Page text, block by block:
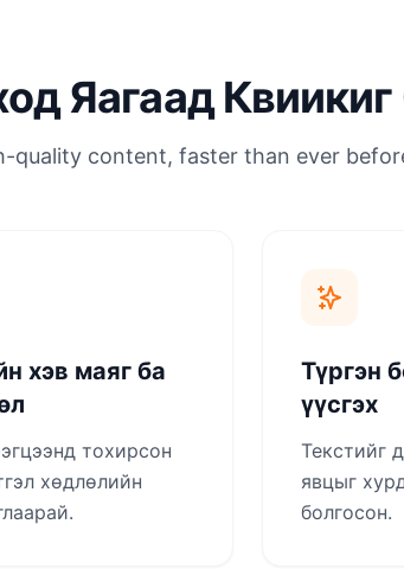
Яагаад
quality content, faster than ever
хэв маяг ба
тохирсон
хөдлөлийн
Түргэн
үүсгэх
Текстийг
явцыг
болгосон.